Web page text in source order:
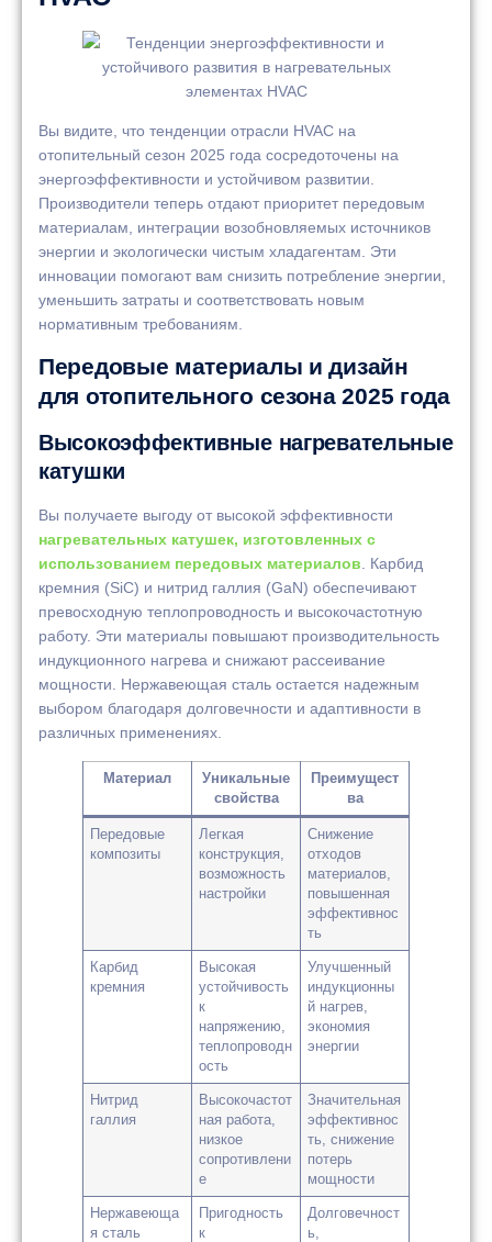
Вы видите, что тенденции отрасли HVAC на
отопительный сезон 2025 года сосредоточены на
энергоэффективности и устойчивом развитии.
Производители теперь отдают приоритет передовым
материалам, интеграции возобновляемых источников
энергии и экологически чистым хладагентам. Эти
инновации помогают вам снизить потребление энергии,
уменьшить затраты и соответствовать новым
нормативным требованиям.
Передовые материалы и дизайн
для отопительного сезона 2025 года
Высокоэффективные нагревательные
катушки
Вы получаете выгоду от высокой эффективности
нагревательных катушек, изготовленных с
использованием передовых материалов. Карбид
кремния (SiC) и нитрид галлия (GaN) обеспечивают
превосходную теплопроводность и высокочастотную
работу. Эти материалы повышают производительность
индукционного нагрева и снижают рассеивание
мощности. Нержавеющая сталь остается надежным
выбором благодаря долговечности и адаптивности в
различных применениях.
Материал
Уникальные
свойства
Преимущест
ва
Передовые
композиты
Легкая
конструкция,
возможность
настройки
Снижение
отходов
материалов,
повышенная
эффективнос
ть
Карбид
кремния
Высокая
устойчивость
к
напряжению,
теплопроводн
ость
Улучшенный
индукционны
й нагрев,
экономия
энергии
Нитрид
галлия
Высокочастот
ная работа,
низкое
сопротивлени
е
Значительная
эффективнос
ть, снижение
потерь
мощности
Нержавеюща
я сталь
Пригодность
к
Долговечност
ь,